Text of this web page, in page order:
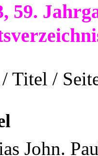
59.
Titel /
John.